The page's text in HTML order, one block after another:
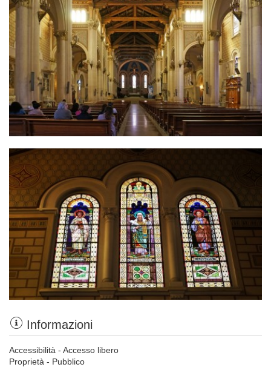
Informazioni
Accessibilità - Accesso libero
Proprietà - Pubblico